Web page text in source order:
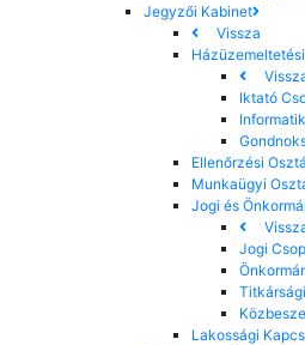
Jegyzői Kabinet
Vissza
Iktató
Ellenőrzési
Munkaügyi
Jogi és
Jogi
Lakossági